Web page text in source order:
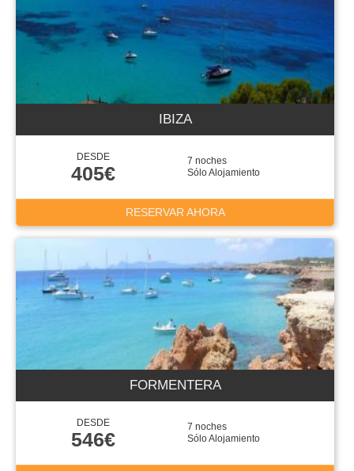
IBIZA
DESDE
405€
7 noches
Sólo Alojamiento
RESERVAR AHORA
FORMENTERA
DESDE
546€
7 noches
Sólo Alojamiento